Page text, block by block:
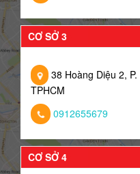
CƠ SỞ 3
38 Hoàng Diệu 2,
TPHCM
0912655679
CƠ SỞ 4